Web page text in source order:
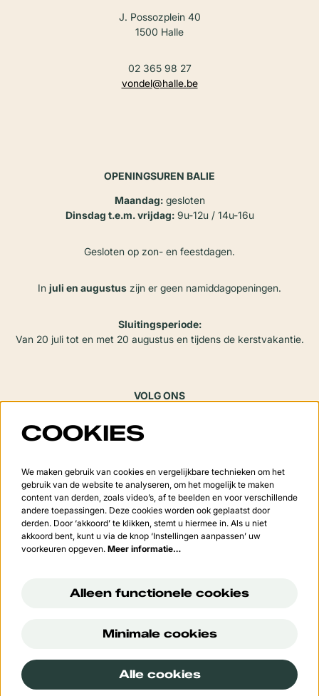
J. Possozplein 40
1500 Halle
02 365 98 27
vondel@halle.be
OPENINGSUREN BALIE
Maandag:gesloten
Dinsdag t.e.m. vrijdag:9u-12u / 14u-16u
Gesloten op zon- en feestdagen.
In juli en augustus zijn er geen namiddagopeningen.
Sluitingsperiode:
Van 20 juli tot en met 20 augustus en tijdens de kerstvakantie.
VOLG ONS
Meld je aan voor de nieuwsbrief
Aanmelden
Data Processing Addendum van Google.
© Cultuurcentrum 't Vondel
Powered byCultureSuite
COOKIES
We maken gebruik van cookies en vergelijkbare technieken om het
gebruik van de website te analyseren, om het mogelijk te maken
content van derden, zoals video’s, af te beelden en voor verschillende
andere toepassingen. Deze cookies worden ook geplaatst door
derden. Door ‘akkoord’ te klikken, stemt u hiermee in. Als u niet
akkoord bent, kunt u via de knop ‘Instellingen aanpassen’ uw
voorkeuren opgeven. Meer informatie…
Alleen functionele cookies
Minimale cookies
Alle cookies